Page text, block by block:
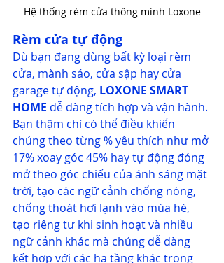
Hệ thống rèm cửa thông minh Loxone
Rèm cửa tự động
Dù bạn đang dùng bất kỳ loại rèm
cửa, mành sáo, cửa sập hay cửa
garage tự động, LOXONE SMART
HOME dễ dàng tích hợp và vận hành.
Bạn thậm chí có thể điều khiển
chúng theo từng % yêu thích như mở
17% xoay góc 45% hay tự động đóng
mở theo góc chiếu của ánh sáng mặt
trời, tạo các ngữ cảnh chống nóng,
chống thoát hơi lạnh vào mùa hè,
tạo riêng tư khi sinh hoạt và nhiều
ngữ cảnh khác mà chúng dễ dàng
kết hợp với các hạ tầng khác trong